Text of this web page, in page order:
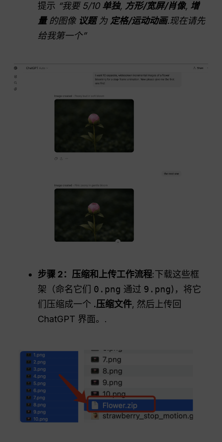
提示 “我要 5/10 单独, 方形/宽屏/肖像, 增
量的图像 议题为 定格/运动动画.现在请先
给我第一个”
步骤 2：压缩和上传工作流程:下载这些框
架（命名它们 0.png 通过 9.png)，将它
们压缩成一个 .压缩文件, 然后上传回
ChatGPT 界面。.